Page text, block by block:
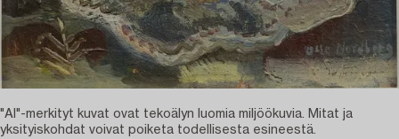
"AI"-merkityt kuvat ovat tekoälyn luomia miljöökuvia. Mitat ja
yksityiskohdat voivat poiketa todellisesta esineestä.